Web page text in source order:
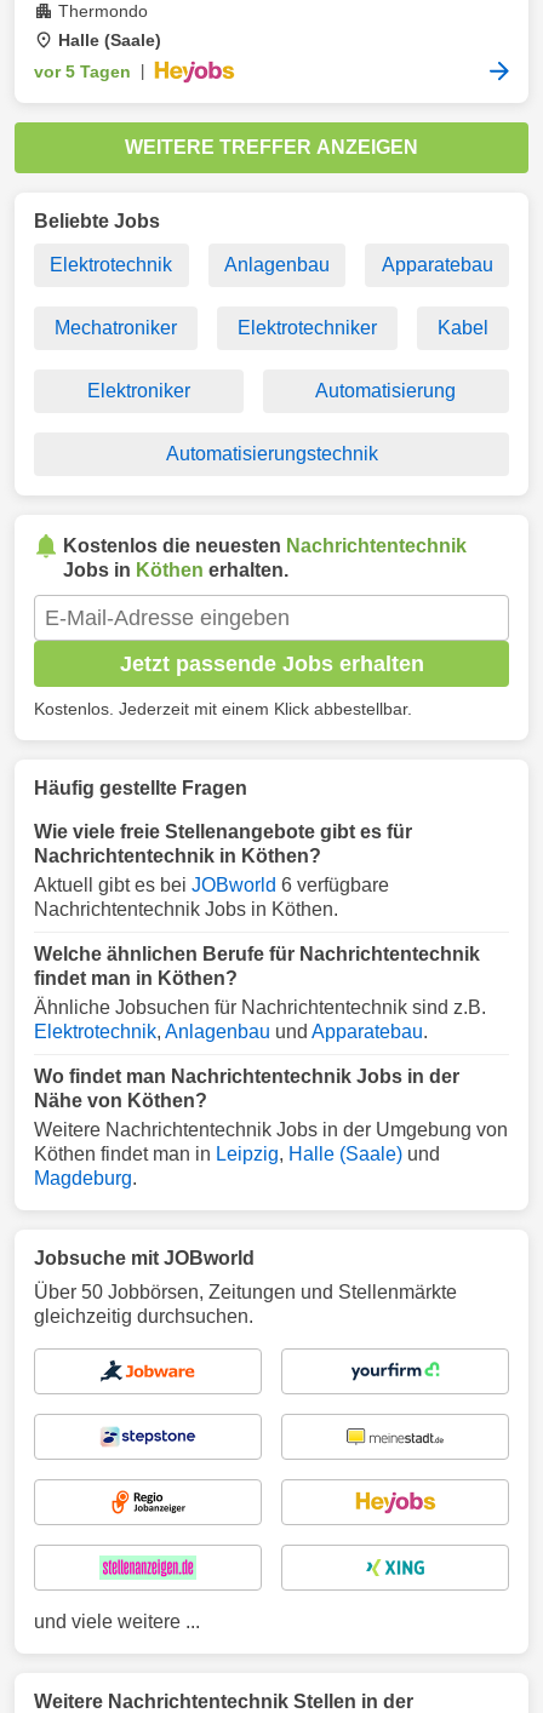
Thermondo
Halle (Saale)
vor 5 Tagen
WEITERE TREFFER ANZEIGEN
Beliebte Jobs
Elektrotechnik Anlagenbau Apparatebau
Mechatroniker Elektrotechniker Kabel
Elektroniker Automatisierung
Automatisierungstechnik
Kostenlos die neuesten Nachrichtentechnik
Jobs in Köthen erhalten.
Jetzt passende Jobs erhalten
Kostenlos. Jederzeit mit einem Klick abbestellbar.
Häufig gestellte Fragen
Wie viele freie Stellenangebote gibt es für
Nachrichtentechnik in Köthen?
Aktuell gibt es bei JOBworld 6 verfügbare
Nachrichtentechnik Jobs in Köthen.
Welche ähnlichen Berufe für Nachrichtentechnik
findet man in Köthen?
Ähnliche Jobsuchen für Nachrichtentechnik sind z.B.
Elektrotechnik, Anlagenbau und Apparatebau.
Wo findet man Nachrichtentechnik Jobs in der
Nähe von Köthen?
Weitere Nachrichtentechnik Jobs in der Umgebung von
Köthen findet man in Leipzig, Halle (Saale) und
Magdeburg.
Jobsuche mit JOBworld
Über 50 Jobbörsen, Zeitungen und Stellenmärkte
gleichzeitig durchsuchen.
und viele weitere ...
Weitere Nachrichtentechnik Stellen in der